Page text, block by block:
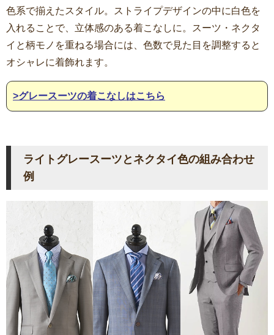
色系で揃えたスタイル。ストライプデザインの中に白色を
入れることで、立体感のある着こなしに。スーツ・ネクタ
イと柄モノを重ねる場合には、色数で見た目を調整すると
オシャレに着飾れます。
>グレースーツの着こなしはこちら
ライトグレースーツとネクタイ色の組み合わせ
例